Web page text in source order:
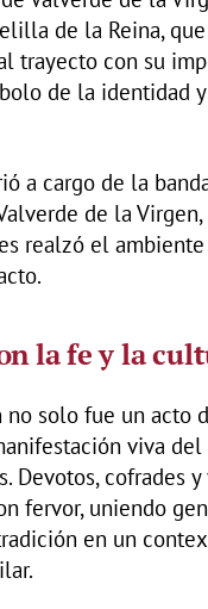
de la Reina,
trayecto con su
de la identidad
a cargo de la
de la
realzó el
la fe y la
no solo fue un acto
viva
Devotos, cofrades y
fervor, uniendo
en un